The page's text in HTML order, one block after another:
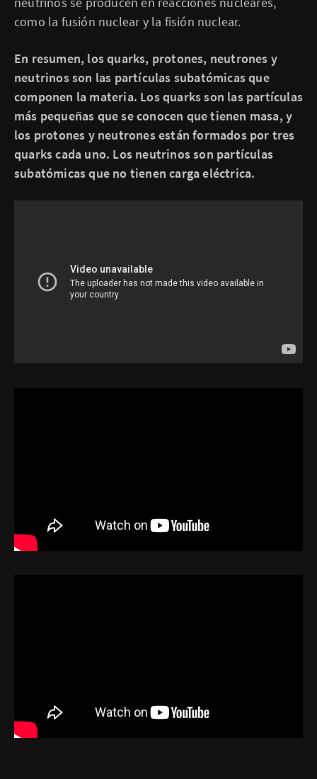
como la fusión nuclear y la fisión nuclear.
En resumen, los quarks, protones, neutrones y
neutrinos son las partículas subatómicas que
componen la materia. Los quarks son las partículas
más pequeñas que se conocen que tienen masa, y
los protones y neutrones están formados por tres
quarks cada uno. Los neutrinos son partículas
subatómicas que no tienen carga eléctrica.